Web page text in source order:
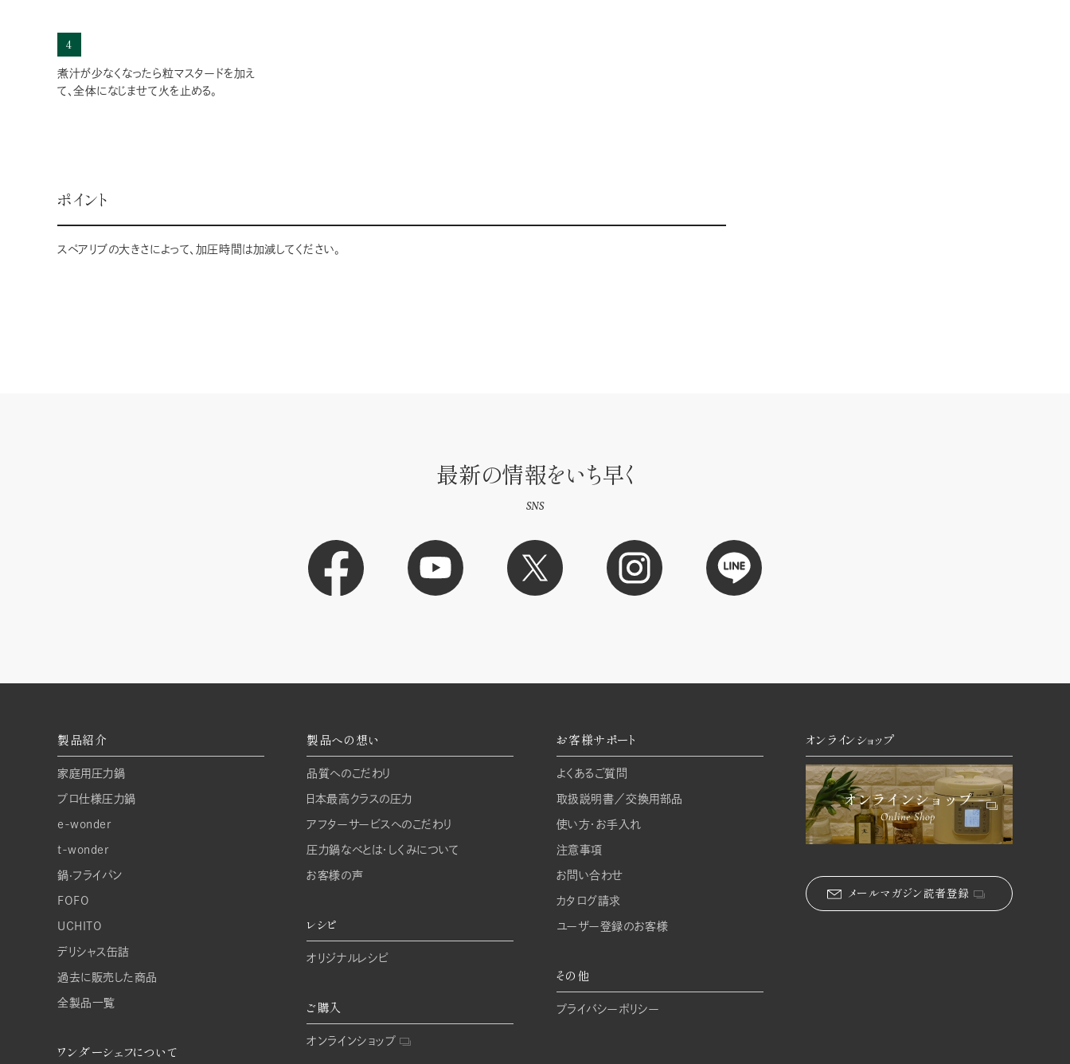
4
煮汁が少なくなったら粒マスタードを加え
て、全体になじませて火を止める。
ポイント
スペアリブの大きさによって、加圧時間は加減してください。
最新の情報をいち早く
SNS
製品紹介
家庭⽤圧⼒鍋
プロ仕様圧⼒鍋
e-wonder
t-wonder
鍋‧フライパン
FOFO
UCHITO
デリシャス缶詰
過去に販売した商品
全製品一覧
ワンダーシェフについて
製品への想い
品質へのこだわり
日本最高クラスの圧力
アフターサービスへのこだわり
圧力鍋なべとは・しくみについて
お客様の声
レシピ
オリジナルレシピ
ご購入
オンラインショップ
お客様サポート
よくあるご質問
取扱説明書／交換用部品
使い方・お手入れ
注意事項
お問い合わせ
カタログ請求
ユーザー登録のお客様
その他
プライバシーポリシー
オンラインショップ
メールマガジン読者登録